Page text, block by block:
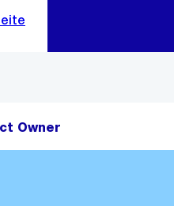
einOwner